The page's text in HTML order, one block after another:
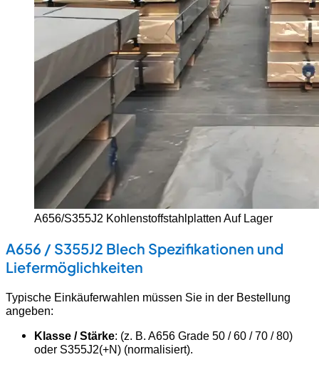
A656/S355J2 Kohlenstoffstahlplatten Auf Lager
A656 / S355J2 Blech Spezifikationen und
Liefermöglichkeiten
Typische Einkäuferwahlen müssen Sie in der Bestellung
angeben:
Klasse / Stärke: (z. B. A656 Grade 50 / 60 / 70 / 80)
oder S355J2(+N) (normalisiert).